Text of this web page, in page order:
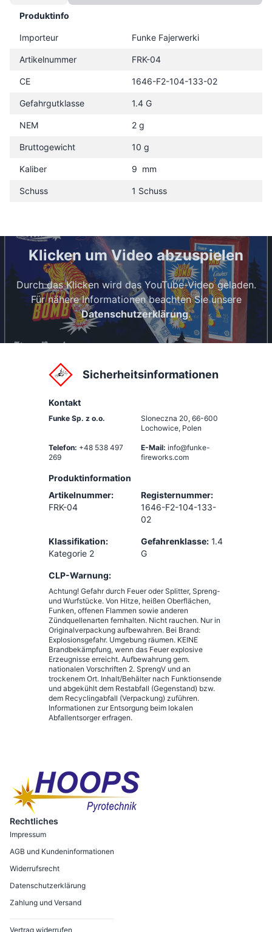
Produktinfo
Importeur Funke Fajerwerki
Artikelnummer FRK-04
CE 1646-F2-104-133-02
Gefahrgutklasse 1.4 G
NEM 2 g
Bruttogewicht 10 g
Kaliber 9 mm
Schuss 1 Schuss
Klicken um Video abzuspielen
Durch das Klicken wird das YouTube-Video geladen.
Für nähere Informationen beachten Sie unsere
Datenschutzerklärung.
Sicherheitsinformationen
Kontakt
Funke Sp. z o.o. Sloneczna 20, 66-600
Lochowice, Polen
Telefon: +48 538 497
269
E-Mail: info@funke-
fireworks.com
Produktinformation
Artikelnummer:
FRK-04
Registernummer:
1646-F2-104-133-
02
Klassifikation:
Kategorie 2
Gefahrenklasse: 1.4
G
CLP-Warnung:
Achtung! Gefahr durch Feuer oder Splitter, Spreng-
und Wurfstücke. Von Hitze, heißen Oberflächen,
Funken, offenen Flammen sowie anderen
Zündquellenarten fernhalten. Nicht rauchen. Nur in
Originalverpackung aufbewahren. Bei Brand:
Explosionsgefahr. Umgebung räumen. KEINE
Brandbekämpfung, wenn das Feuer explosive
Erzeugnisse erreicht. Aufbewahrung gem.
nationalen Vorschriften 2. SprengV und an
trockenem Ort. Inhalt/Behälter nach Funktionsende
und abgekühlt dem Restabfall (Gegenstand) bzw.
dem Recyclingabfall (Verpackung) zuführen.
Informationen zur Entsorgung beim lokalen
Abfallentsorger erfragen.
Rechtliches
Impressum
AGB und Kundeninformationen
Widerrufsrecht
Datenschutzerklärung
Zahlung und Versand
Vertrag widerrufen